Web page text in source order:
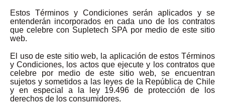
Estos Términos y Condiciones serán aplicados y se
entenderán incorporados en cada uno de los contratos
que celebre con Supletech SPA por medio de este sitio
web.
El uso de este sitio web, la aplicación de estos Términos
y Condiciones, los actos que ejecute y los contratos que
celebre por medio de este sitio web, se encuentran
sujetos y sometidos a las leyes de la República de Chile
y en especial a la ley 19.496 de protección de los
derechos de los consumidores.